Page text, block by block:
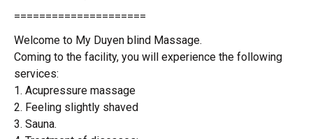
=====================
Welcome to My Duyen blind Massage.
Coming to the facility, you will experience the following
services:
1. Acupressure massage
2. Feeling slightly shaved
3. Sauna.